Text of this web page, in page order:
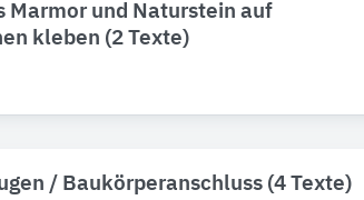
Marmor und Naturstein auf
kleben (2 Texte)
/ Baukörperanschluss (4 Texte)